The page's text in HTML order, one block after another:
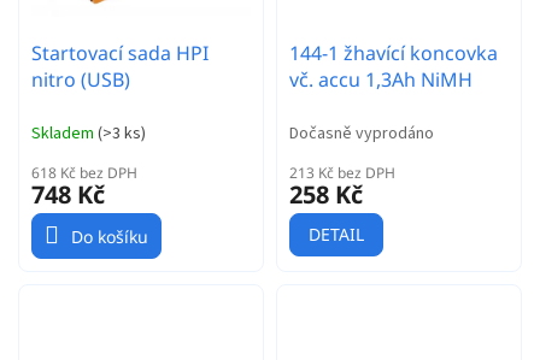
Startovací sada HPI
nitro (USB)
Skladem (>3 ks)
618 Kč bez DPH
748 Kč
Do košíku
144-1 žhavící koncovka
vč. accu 1,3Ah NiMH
Dočasně vyprodáno
213 Kč bez DPH
258 Kč
DETAIL